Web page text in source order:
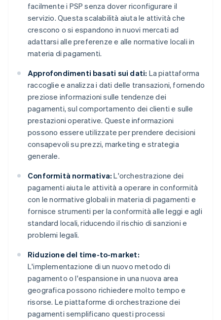
facilmente i PSP senza dover riconfigurare il
servizio. Questa scalabilità aiuta le attività che
crescono o si espandono in nuovi mercati ad
adattarsi alle preferenze e alle normative locali in
materia di pagamenti.
Approfondimenti basati sui dati: La piattaforma
raccoglie e analizza i dati delle transazioni, fornendo
preziose informazioni sulle tendenze dei
pagamenti, sul comportamento dei clienti e sulle
prestazioni operative. Queste informazioni
possono essere utilizzate per prendere decisioni
consapevoli su prezzi, marketing e strategia
generale.
Conformità normativa: L'orchestrazione dei
pagamenti aiuta le attività a operare in conformità
con le normative globali in materia di pagamenti e
fornisce strumenti per la conformità alle leggi e agli
standard locali, riducendo il rischio di sanzioni e
problemi legali.
Riduzione del time-to-market:
L'implementazione di un nuovo metodo di
pagamento o l'espansione in una nuova area
geografica possono richiedere molto tempo e
risorse. Le piattaforme di orchestrazione dei
pagamenti semplificano questi processi